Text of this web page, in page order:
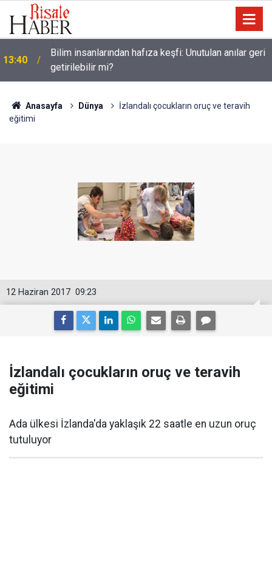
13:00 Katil israil, Dr. Ebu Safiyye’yi işkence ile öldürecek
Anasayfa Dünya
İzlandalı çocukların oruç ve teravih
eğitimi
09:23
12 Haziran 2017
İzlandalı çocukların oruç ve teravih
eğitimi
Ada ülkesi İzlanda'da yaklaşık 22 saatle en uzun oruç
tutuluyor